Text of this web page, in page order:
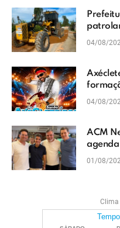
Vera
04/08/
do
04/08/
ACM
agenda
e
01/08/
Clima